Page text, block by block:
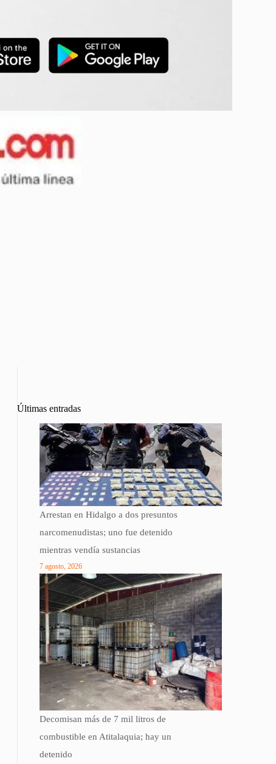
Últimas entradas
Arrestan en Hidalgo a dos presuntos
narcomenudistas; uno fue detenido
mientras vendía sustancias
7 agosto, 2026
Decomisan más de 7 mil litros de
combustible en Atitalaquia; hay un
detenido